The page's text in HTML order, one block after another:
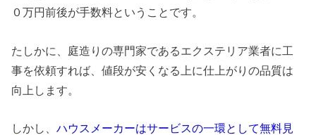
０万円前後が手数料ということです。
たしかに、庭造りの専門家であるエクステリア業者に工
事を依頼すれば、値段が安くなる上に仕上がりの品質は
向上します。
しかし、ハウスメーカーはサービスの一環として無料見